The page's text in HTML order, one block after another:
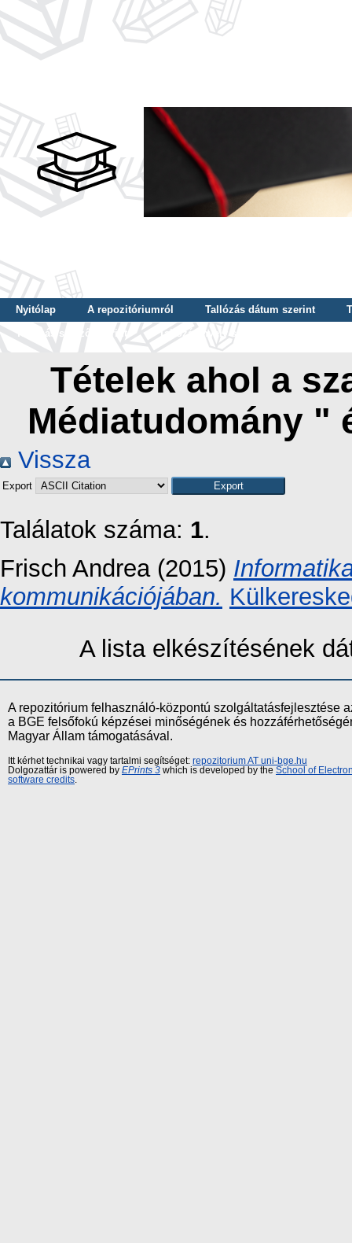
Nyitólap A repozitóriumról Tallózás dátum szerint
Tallózás szerző szerint
Tallózás nyelv szerint
Tételek ahol a
Médiatudomány "
Vissza
Export
Találatok száma: 1.
Frisch Andrea (2015)
kommunikációjában.
A lista elkészítésének
A repozitórium felhasználó-központú szolgáltatásfejlesztése
a BGE felsőfokú képzései minőségének és
Magyar Állam támogatásával.
Itt kérhet technikai vagy tartalmi segítséget: repozitorium AT uni-bge.hu
Dolgozattár is powered by EPrints 3 which is developed by the School of
software credits